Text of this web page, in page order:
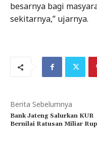
besarnya bagi
sekitarnya,” ujarnya.
Berita Sebelumnya
Bank Jateng Salurkan KUR
Bernilai Ratusan Miliar